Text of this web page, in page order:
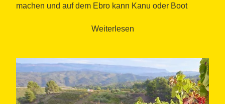
machen und auf dem Ebro kann Kanu oder Boot
Weiterlesen